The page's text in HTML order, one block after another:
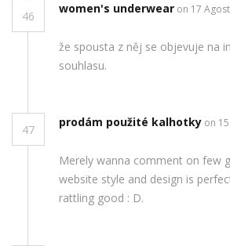
46
women's underwear on 17
že spousta z něj se objevuje na
souhlasu.
47
prodám použité kalhotky on
Merely wanna comment on few
website style and design is
rattling good : D.